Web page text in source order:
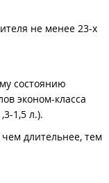
не менее 23-х
состоянию
эконом-класса
1,5 л.).
длительнее, тем